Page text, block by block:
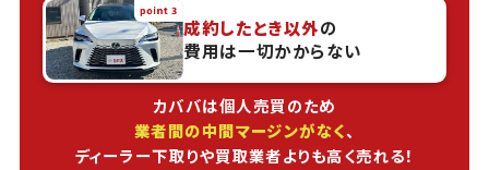
成約したとき以外の
費用は一切かからない
カババは個人売買のため
業者間の中間マージンがなく、
ディーラー下取りや買取業者よりも高く売れる！